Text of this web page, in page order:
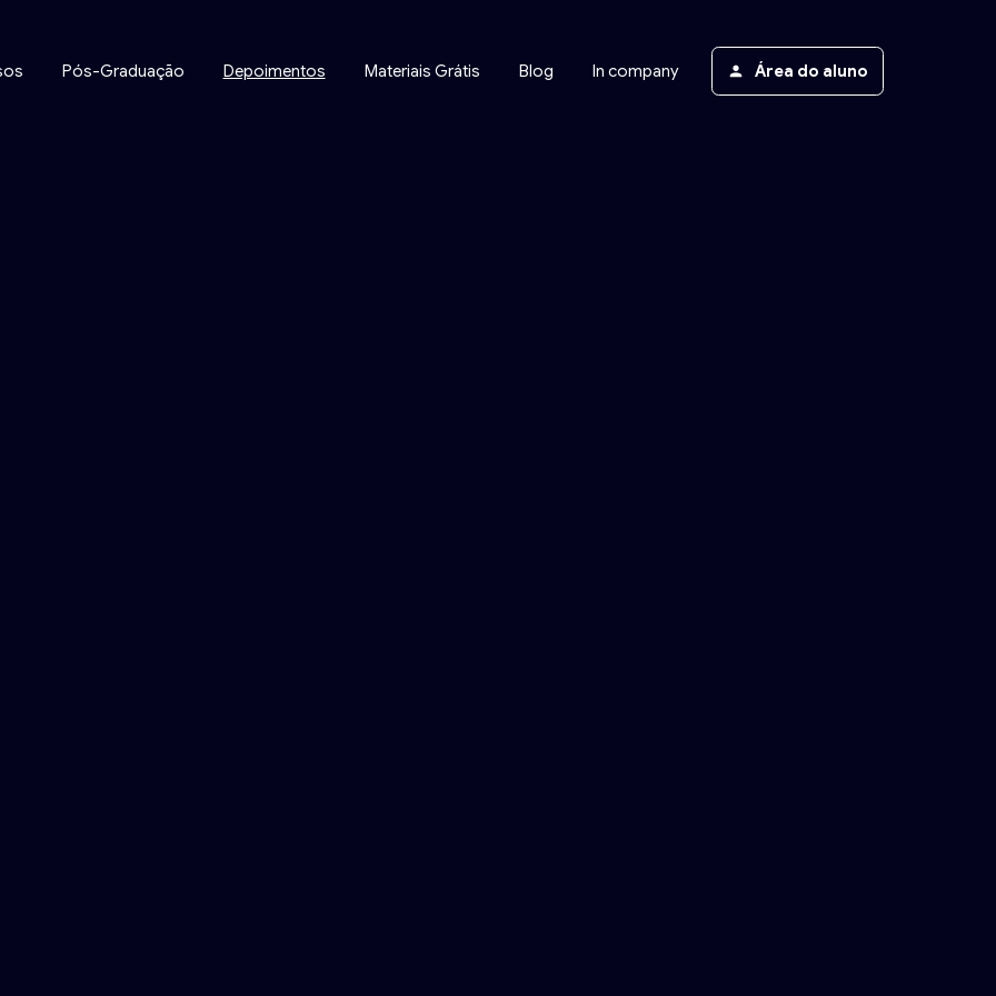
Pós-Graduação Depoimentos Materiais Grátis Blog In company Área do aluno